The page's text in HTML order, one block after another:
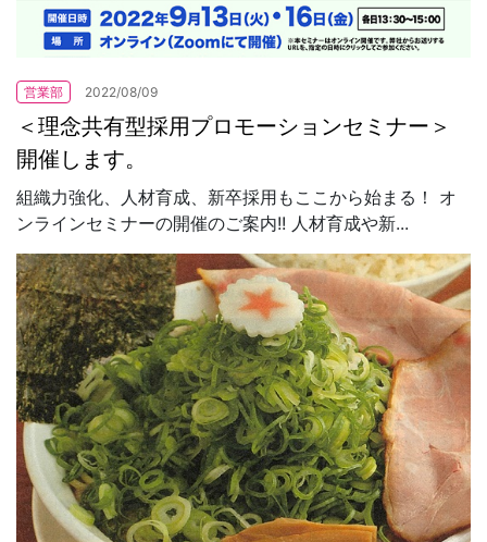
営業部 2022/08/09
＜理念共有型採用プロモーションセミナー＞
開催します。
組織力強化、人材育成、新卒採用もここから始まる！ オ
ンラインセミナーの開催のご案内!! 人材育成や新...